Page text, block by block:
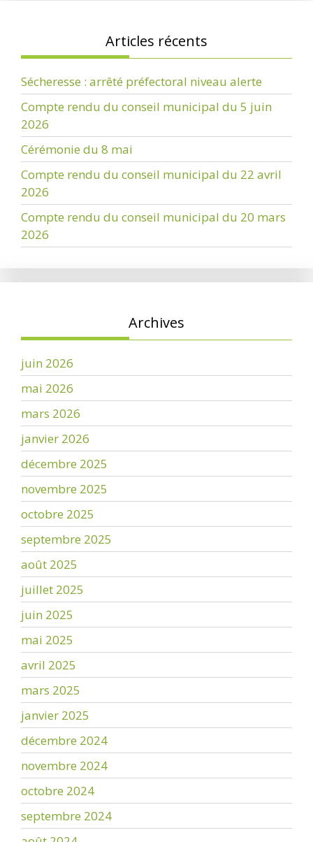
Articles récents
Sécheresse : arrêté préfectoral niveau alerte
Compte rendu du conseil municipal du 5 juin
2026
Cérémonie du 8 mai
Compte rendu du conseil municipal du 22 avril
2026
Compte rendu du conseil municipal du 20 mars
2026
Archives
juin 2026
mai 2026
mars 2026
janvier 2026
décembre 2025
novembre 2025
octobre 2025
septembre 2025
août 2025
juillet 2025
juin 2025
mai 2025
avril 2025
mars 2025
janvier 2025
décembre 2024
novembre 2024
octobre 2024
septembre 2024